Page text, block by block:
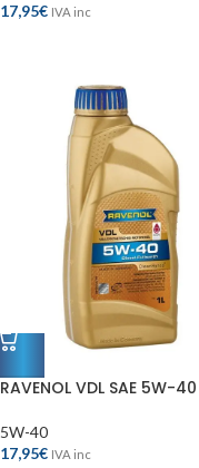
17,95€ IVA inc
RAVENOL VDL SAE 5W-40
5W-40
17,95€ IVA inc